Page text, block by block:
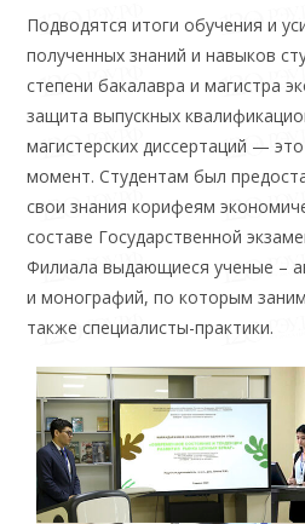
Подводятся итоги обучения и
полученных знаний и навыков
степени бакалавра и магистра
защита выпускных
магистерских диссертаций —
момент. Студентам был
свои знания корифеям
составе Государственной
Филиала выдающиеся ученые –
и монографий, по которым
также специалисты-практики.